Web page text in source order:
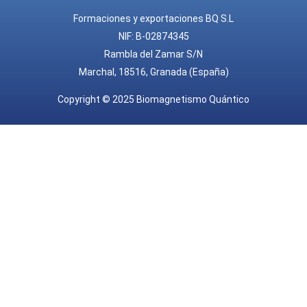
Formaciones y exportaciones BQ S.L
NIF: B-02874345
Rambla del Zamar S/N
Marchal, 18516, Granada (España)
Copyright © 2025 Biomagnetismo Quántico